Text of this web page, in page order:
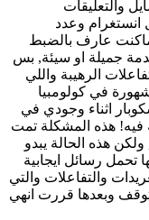
والتعليقات
انستغرام وعدد
الهائل اللي وصل اكثر من 3000وماكنت عارف بالضبط
جميلة او سيئة, بس
الرهيبة واللي
في كولومبيا
اثناء وجودي في
فيه! هذه المشكلة تمت
هذه الحالة يبدو
تحمل رسائل ايجابية
والتفاعلات والتي
وبعدها قررت انهي